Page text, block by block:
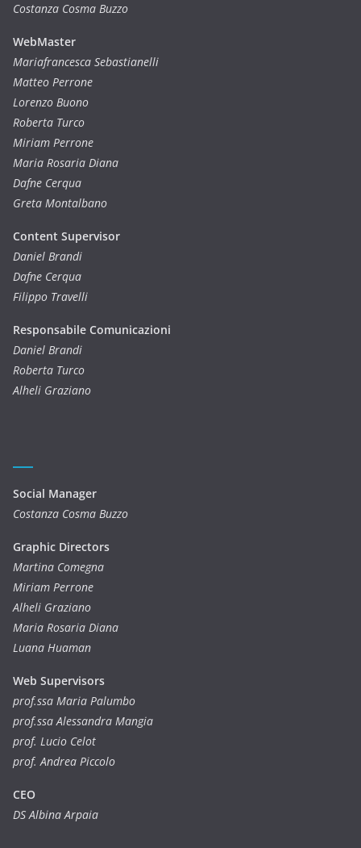
Costanza Cosma Buzzo
WebMaster
Mariafrancesca Sebastianelli
Matteo Perrone
Lorenzo Buono
Roberta Turco
Miriam Perrone
Maria Rosaria Diana
Dafne Cerqua
Greta Montalbano
Content Supervisor
Daniel Brandi
Dafne Cerqua
Filippo Travelli
Responsabile Comunicazioni
Daniel Brandi
Roberta Turco
Alheli Graziano
Social Manager
Costanza Cosma Buzzo
Graphic Directors
Martina Comegna
Miriam Perrone
Alheli Graziano
Maria Rosaria Diana
Luana Huaman
Web Supervisors
prof.ssa Maria Palumbo
prof.ssa Alessandra Mangia
prof. Lucio Celot
prof. Andrea Piccolo
CEO
DS Albina Arpaia